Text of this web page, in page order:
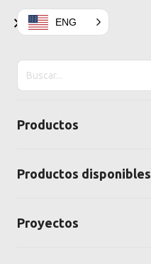
Productos
×
Buscar
en
Productos
Productos disponibles
Proyectos
ENG